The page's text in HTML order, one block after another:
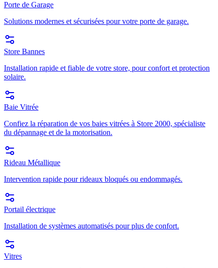
Porte de Garage
Solutions modernes et sécurisées pour votre porte de garage.
Store Bannes
Installation rapide et fiable de votre store, pour confort et protection
solaire.
Baie Vitrée
Confiez la réparation de vos baies vitrées à Store 2000, spécialiste
du dépannage et de la motorisation.
Rideau Métallique
Intervention rapide pour rideaux bloqués ou endommagés.
Portail électrique
Installation de systèmes automatisés pour plus de confort.
Vitres